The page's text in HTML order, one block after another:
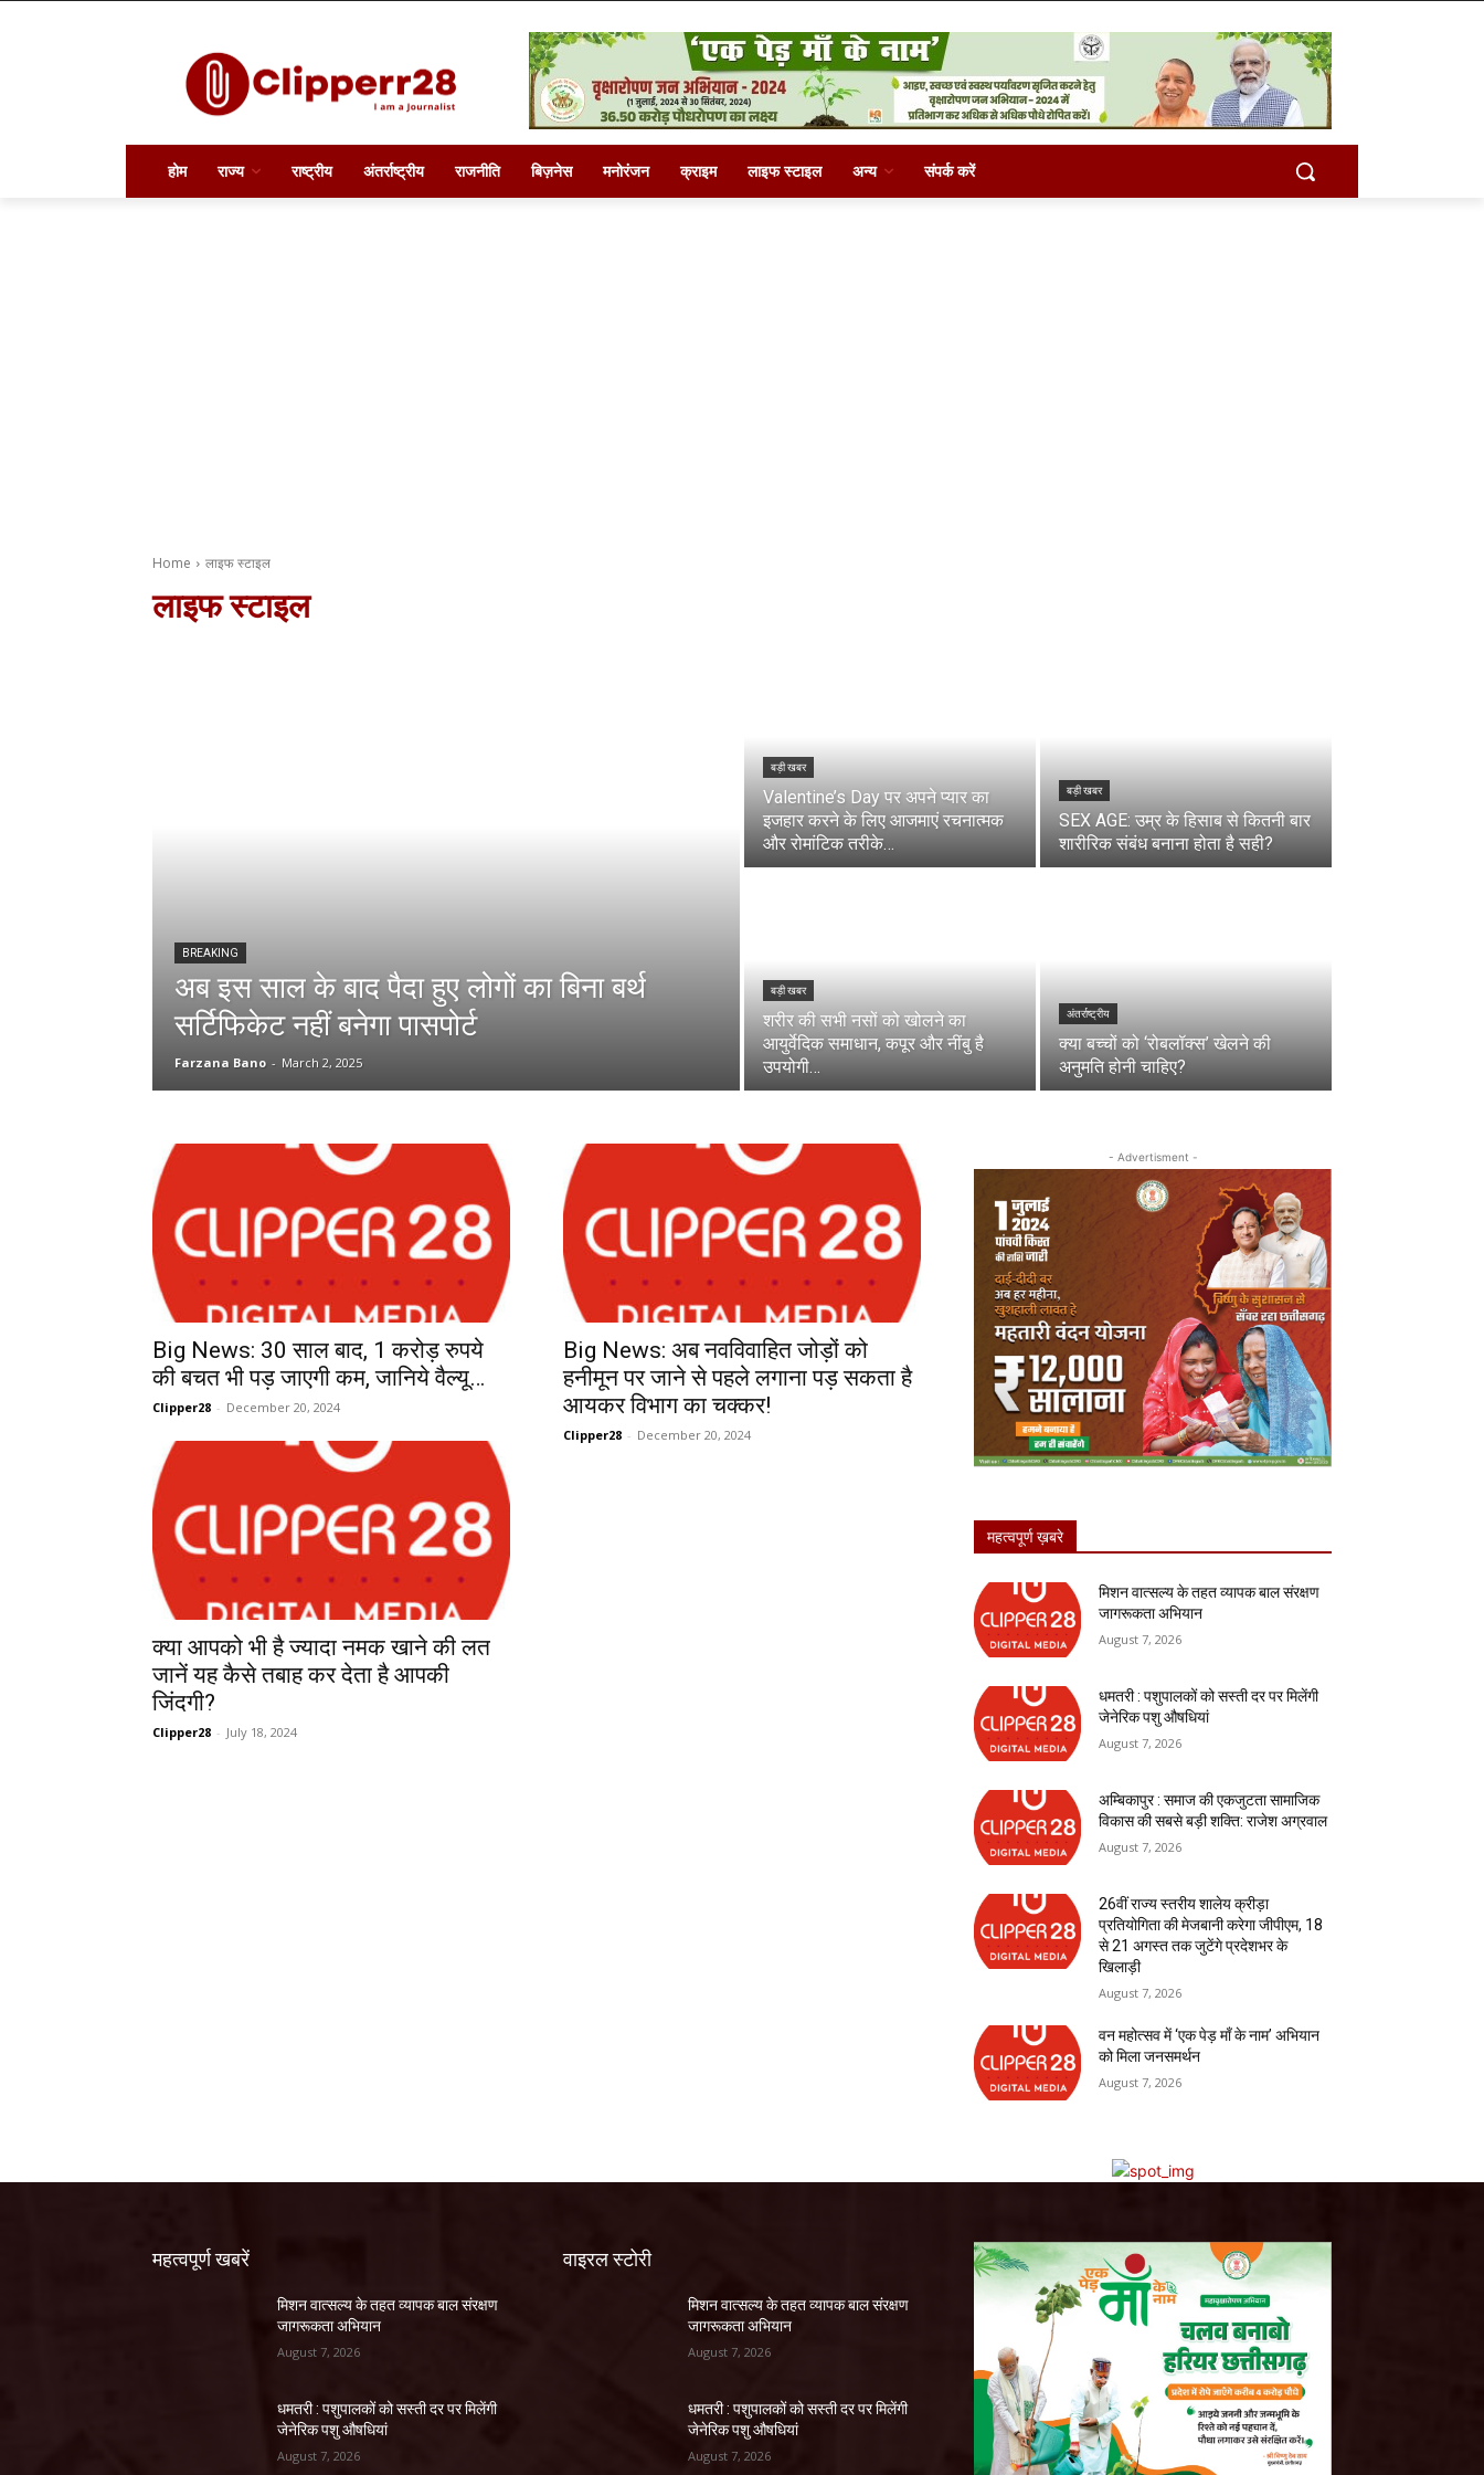
होम राज्य राष्ट्रीय अंतर्राष्ट्रीय राजनीति बिज़नेस मनोरंजन क्राइम लाइफ स्टाइल अन्य संपर्क करें
Home लाइफ स्टाइल
लाइफ स्टाइल
BREAKING
अब इस साल के बाद पैदा हुए लोगों का बिना बर्थ
सर्टिफिकेट नहीं बनेगा पासपोर्ट
Farzana Bano - March 2, 2025
बड़ी खबर
Valentine’s Day पर अपने प्यार का
इजहार करने के लिए आजमाएं रचनात्मक
और रोमांटिक तरीके…
बड़ी खबर
SEX AGE: उम्र के हिसाब से कितनी बार
शारीरिक संबंध बनाना होता है सही?
बड़ी खबर
शरीर की सभी नसों को खोलने का
आयुर्वेदिक समाधान, कपूर और नींबु है
उपयोगी…
अंतर्राष्ट्रीय
क्या बच्चों को ‘रोबलॉक्स’ खेलने की
अनुमति होनी चाहिए?
Big News: 30 साल बाद, 1 करोड़ रुपये
की बचत भी पड़ जाएगी कम, जानिये वैल्यू…
Clipper28 - December 20, 2024
Big News: अब नवविवाहित जोड़ों को
हनीमून पर जाने से पहले लगाना पड़ सकता है
आयकर विभाग का चक्कर!
Clipper28 - December 20, 2024
क्या आपको भी है ज्यादा नमक खाने की लत
जानें यह कैसे तबाह कर देता है आपकी
जिंदगी?
Clipper28 - July 18, 2024
- Advertisment -
महत्वपूर्ण ख़बरे
मिशन वात्सल्य के तहत व्यापक बाल संरक्षण
जागरूकता अभियान
August 7, 2026
धमतरी : पशुपालकों को सस्ती दर पर मिलेंगी
जेनेरिक पशु औषधियां
August 7, 2026
अम्बिकापुर : समाज की एकजुटता सामाजिक
विकास की सबसे बड़ी शक्ति: राजेश अग्रवाल
August 7, 2026
26वीं राज्य स्तरीय शालेय क्रीड़ा
प्रतियोगिता की मेजबानी करेगा जीपीएम, 18
से 21 अगस्त तक जुटेंगे प्रदेशभर के
खिलाड़ी
August 7, 2026
वन महोत्सव में ‘एक पेड़ माँ के नाम’ अभियान
को मिला जनसमर्थन
August 7, 2026
महत्वपूर्ण खबरें
मिशन वात्सल्य के तहत व्यापक बाल संरक्षण
जागरूकता अभियान
August 7, 2026
धमतरी : पशुपालकों को सस्ती दर पर मिलेंगी
जेनेरिक पशु औषधियां
August 7, 2026
वाइरल स्टोरी
मिशन वात्सल्य के तहत व्यापक बाल संरक्षण
जागरूकता अभियान
August 7, 2026
धमतरी : पशुपालकों को सस्ती दर पर मिलेंगी
जेनेरिक पशु औषधियां
August 7, 2026